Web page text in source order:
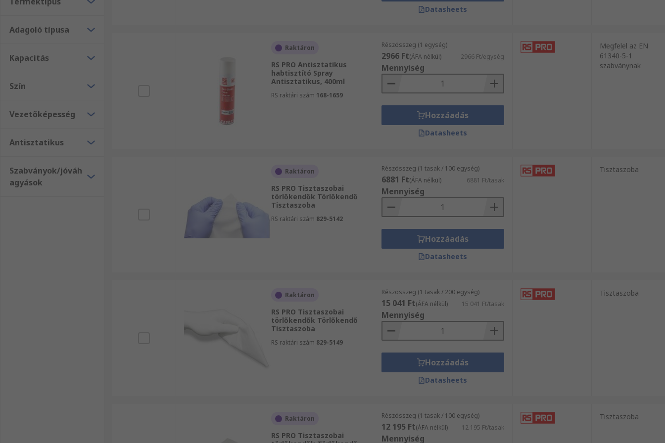
Adagoló típusa
Kapacitás
Szín
Vezetőképesség
Antisztatikus
Szabványok/jóváh
agyások
Datasheets
Raktáron
RS PRO Antisztatikus
habtisztító Spray
Antisztatikus, 400ml
RS raktári szám 168-1659
Részösszeg (1 egység)
2966 Ft(ÁFA nélkül) 2966 Ft/egység
Mennyiség
Hozzáadás
Datasheets
Megfelel az EN
61340-5-1
szabványnak
Raktáron
RS PRO Tisztaszobai
törlőkendők Törlőkendő
Tisztaszoba
RS raktári szám 829-5142
Részösszeg (1 tasak / 100 egység)
6881 Ft(ÁFA nélkül) 6881 Ft/tasak
Mennyiség
Hozzáadás
Datasheets
Tisztaszoba
Raktáron
RS PRO Tisztaszobai
törlőkendők Törlőkendő
Tisztaszoba
RS raktári szám 829-5149
Részösszeg (1 tasak / 200 egység)
15 041 Ft(ÁFA nélkül) 15 041 Ft/tasak
Mennyiség
Hozzáadás
Datasheets
Tisztaszoba
Raktáron
RS PRO Tisztaszobai
Részösszeg (1 tasak / 100 egység)
12 195 Ft(ÁFA nélkül) 12 195 Ft/tasak
Mennyiség
Tisztaszoba